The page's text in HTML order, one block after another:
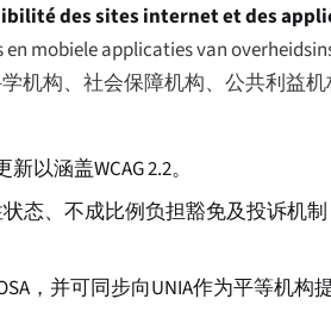
des sites internet et des
en mobiele applicaties van
机构、社会保障机构、公共利益
以涵盖WCAG 2.2。
态、不成比例负担豁免及投诉机
，并可同步向UNIA作为平等机构提